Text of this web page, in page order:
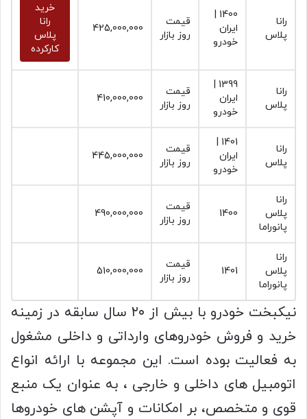
رانا
پلاس
ایران
خودرو
قیمت
روز بازار
425,000,000
خرید
رانا
پلاس
کارکرده
رانا
پلاس
ایران
خودرو
قیمت
روز بازار
410,000,000
رانا
پلاس
ایران
خودرو
قیمت
روز بازار
445,000,000
رانا
پلاس
پانوراما‏
1400
قیمت
روز بازار
490,000,000
رانا
پلاس
پانوراما‏
1401
قیمت
روز بازار
510,000,000
نیکبخت خودرو با بیش از ۲۰ سال سابقه در زمینه
خرید و فروش خودروهای وارداتی و داخلی مشغول
به فعالیت بوده است. این مجموعه با ارائه انواع
اتومبیل های داخلی و خارجی ، به عنوان یک منبع
قوی و متخصص، بر امکانات و آپشن های خودروها